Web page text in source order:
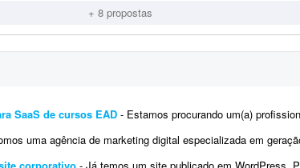
+ 8 propostas
SaaS de cursos EAD - Estamos procurando um(a) profissional de marketing digital com experiência em
uma agência de marketing digital especializada em geração de leads para empresas prestadoras de